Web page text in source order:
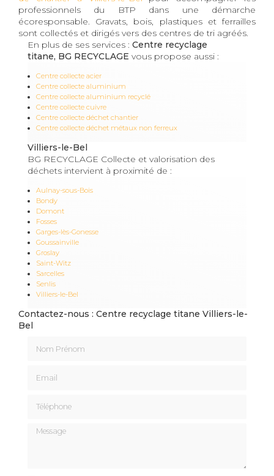
professionnels du BTP dans une démarche
écoresponsable. Gravats, bois, plastiques et ferrailles
sont collectés et dirigés vers des centres de tri agréés.
En plus de ses services : Centre recyclage
titane, BG RECYCLAGE vous propose aussi :
Centre collecte acier
Centre collecte aluminium
Centre collecte aluminium recyclé
Centre collecte cuivre
Centre collecte déchet chantier
Centre collecte déchet métaux non ferreux
Villiers-le-Bel
BG RECYCLAGE Collecte et valorisation des
déchets intervient à proximité de :
Aulnay-sous-Bois
Bondy
Domont
Fosses
Garges-lès-Gonesse
Goussainville
Groslay
Saint-Witz
Sarcelles
Senlis
Villiers-le-Bel
Contactez-nous : Centre recyclage titane Villiers-le-
Bel
Message